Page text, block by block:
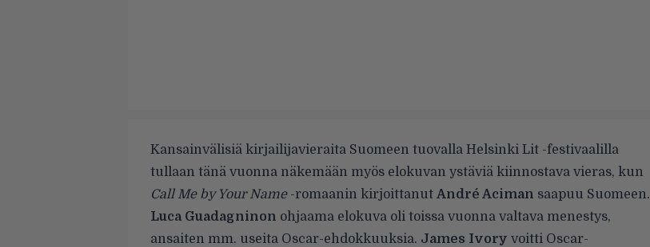
Kansainvälisiä kirjailijavieraita Suomeen tuovalla Helsinki Lit -festivaalilla
tullaan tänä vuonna näkemään myös elokuvan ystäviä kiinnostava vieras, kun
Call Me by Your Name-romaanin kirjoittanut André Aciman saapuu Suomeen.
Luca Guadagninon ohjaama elokuva oli toissa vuonna valtava menestys,
ansaiten mm. useita Oscar-ehdokkuuksia. James Ivory voitti Oscar-